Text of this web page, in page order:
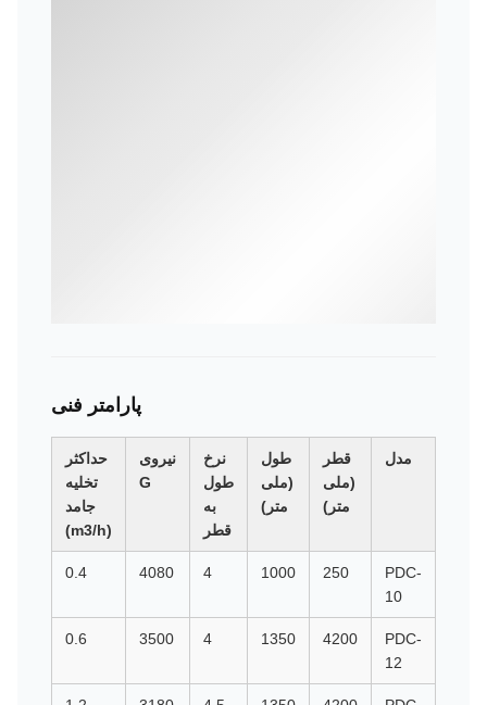
پارامتر فنی
مدل
قطر
(ملی
متر)
طول
(ملی
متر)
نرخ
طول
به
قطر
نیروی
G
حداکثر
تخلیه
جامد
(m3/h)
PDC-
10
250
1000
4
4080
0.4
PDC-
12
4200
1350
4
3500
0.6